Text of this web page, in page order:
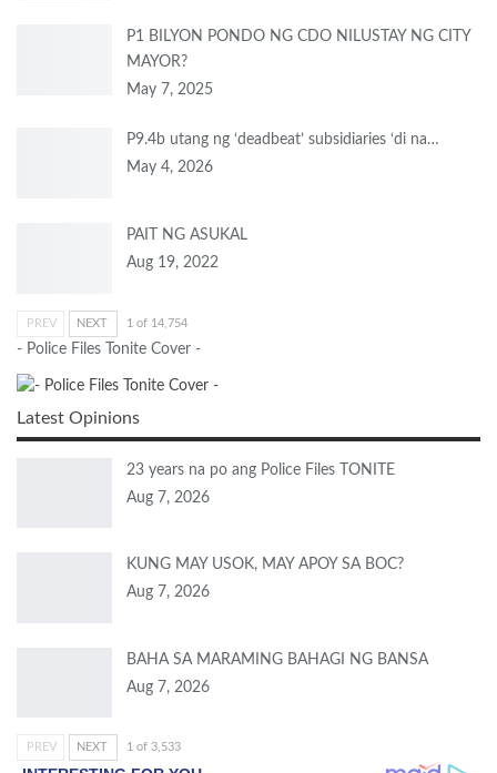
P1 BILYON PONDO NG CDO NILUSTAY NG CITY
MAYOR?
May 7, 2025
P9.4b utang ng ‘deadbeat’ subsidiaries ‘di na…
May 4, 2026
PAIT NG ASUKAL
Aug 19, 2022
PREV NEXT 1 of 14,754
- Police Files Tonite Cover -
Latest Opinions
23 years na po ang Police Files TONITE
Aug 7, 2026
KUNG MAY USOK, MAY APOY SA BOC?
Aug 7, 2026
BAHA SA MARAMING BAHAGI NG BANSA
Aug 7, 2026
PREV NEXT 1 of 3,533